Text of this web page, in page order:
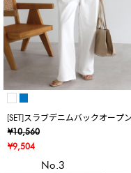
[SET]スラブデニムバックオープン
クトップ×スラブデニムイージー
ツ
¥10,560
¥9,504
No.3